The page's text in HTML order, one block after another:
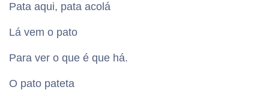
Pata aqui, pata acolá
Lá vem o pato
Para ver o que é que há.
O pato pateta